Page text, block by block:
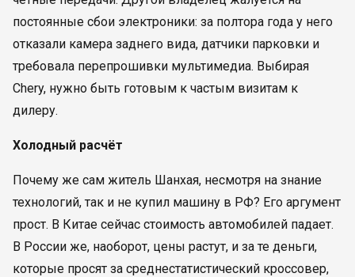
постоянные сбои электроники: за полтора года у него
отказали камера заднего вида, датчики парковки и
требовала перепрошивки мультимедиа. Выбирая
Chery, нужно быть готовым к частым визитам к
дилеру.
Холодный расчёт
Почему же сам житель Шанхая, несмотря на знание
технологий, так и не купил машину в РФ? Его аргумент
прост. В Китае сейчас стоимость автомобилей падает.
В России же, наоборот, цены растут, и за те деньги,
которые просят за среднестатистический кроссовер,